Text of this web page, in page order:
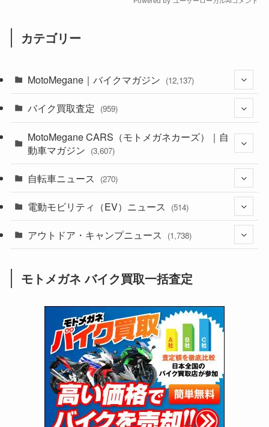
カテゴリー
MotoMegane｜バイクマガジン (12,137)
(44)
(1,243)
(639)
(118)
(60)
(31)
(51)
(34)
(5)
(12)
(64)
(252)
(38)
(24)
(16)
(25)
(24)
(47)
(15)
(249)
(64)
(16)
(62)
(4)
(6)
(17)
(306)
(6,957)
(2,473)
(249)
(1,226)
(12)
(131)
(38)
(131)
(167)
(85)
(21)
(61)
(171)
(98)
(13)
(274)
(171) (47)
(66)
(16)
(141)
(255)
(204)
(1,142)
(166)
(23)
(33)
(34)
(35)
(415)
(16)
バイク買取査定 (959)
(352)
(1)
MotoMegane CARS（モトメガネカーズ）｜自
動車マガジン (3,607)
(186)
(137)
(74)
(2,744)
(126)
(170)
自転車ニュース (270)
(54)
(211)
電動モビリティ（EV）ニュース (514)
(132)
(171)
(118)
(27)
アウトドア・キャンプニュース (1,738)
(8)
(1,605)
(147)
(13)
(19)
(12)
モトメガネ バイク買取一括査定